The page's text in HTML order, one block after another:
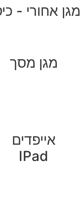
מגן אחורי -
מגן מסך
אייפדים
IPad